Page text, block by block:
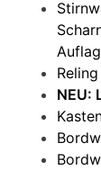
NEU: